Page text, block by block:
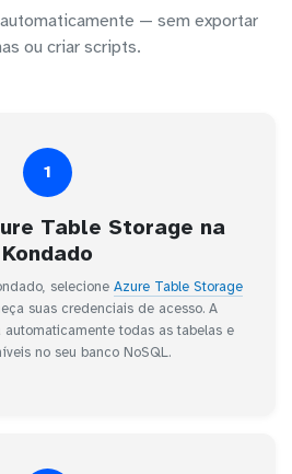
— sem exportar
ou criar scripts.
1
Table Storage na
Kondado
selecione Azure Table Storage
suas credenciais de acesso. A
todas as tabelas e
no seu banco NoSQL.